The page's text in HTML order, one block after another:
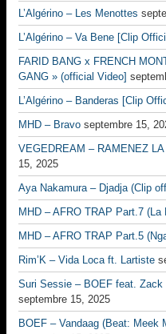
L’Algérino – Les Menottes
L’Algérino – Va Bene [Clip
FARID BANG x FRENCH
GANG » (official Video]
L’Algérino – Banderas [Clip
MHD – Bravo septembre 15,
VEGEDREAM – RAMENEZ
15, 2025
Aya Nakamura – Djadja (Clip
MHD – AFRO TRAP Part.7 (La
MHD – AFRO TRAP Part.5
Rim’K – Vida Loca ft. Lartiste
Suri Sessie – BOEF feat.
septembre 15, 2025
BOEF – Vandaag (Beat: Meek